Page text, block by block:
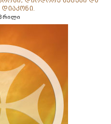
დიაკონი.